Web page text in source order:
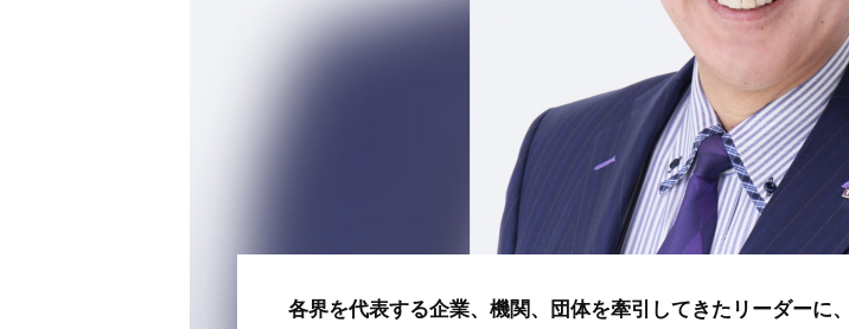
各界を代表する企業、機関、団体を牽引してきたリーダーに